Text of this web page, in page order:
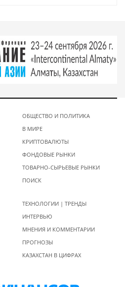
ОБЩЕСТВО И ПОЛИТИКА
В МИРЕ
КРИПТОВАЛЮТЫ
ФОНДОВЫЕ РЫНКИ
ТОВАРНО-СЫРЬЕВЫЕ РЫНКИ
ПОИСК
ТЕХНОЛОГИИ | ТРЕНДЫ
ИНТЕРВЬЮ
МНЕНИЯ И КОММЕНТАРИИ
ПРОГНОЗЫ
КАЗАХСТАН В ЦИФРАХ